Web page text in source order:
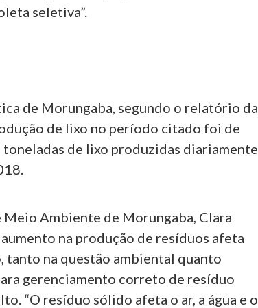
seletiva”.
de Morungaba, segundo o relatório da
de lixo no período citado foi de
toneladas de lixo produzidas diariamente
Ambiente de Morungaba, Clara
na produção de resíduos afeta
na questão ambiental quanto
gerenciamento correto de resíduo
“O resíduo sólido afeta o ar, a água e o